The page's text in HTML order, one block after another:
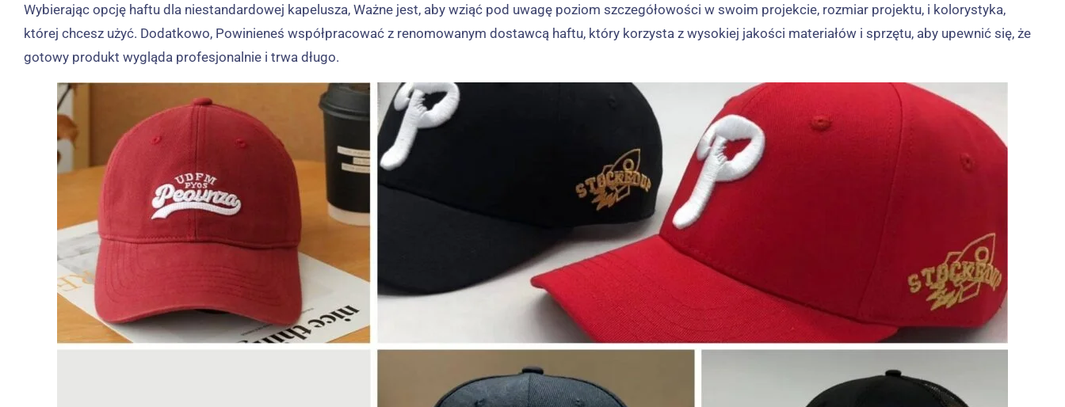
Wybierając opcję haftu dla niestandardowej kapelusza, Ważne jest, aby wziąć pod uwagę poziom szczegółowości w swoim projekcie, rozmiar projektu, i kolorystyka,
której chcesz użyć. Dodatkowo, Powinieneś współpracować z renomowanym dostawcą haftu, który korzysta z wysokiej jakości materiałów i sprzętu, aby upewnić się, że
gotowy produkt wygląda profesjonalnie i trwa długo.